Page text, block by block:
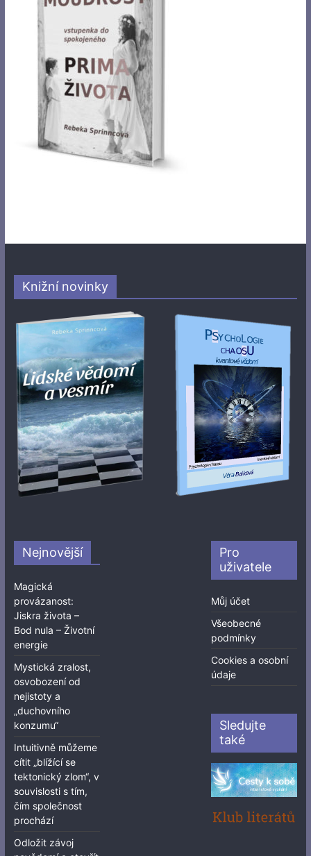
Knižní novinky
Nejnovější
Magická
provázanost:
Jiskra života –
Bod nula – Životní
energie
Mystická zralost,
osvobození od
nejistoty a
„duchovního
konzumu“
Intuitivně můžeme
cítit „blížící se
tektonický zlom“, v
souvislosti s tím,
čím společnost
prochází
Odložit závoj
Pro
uživatele
Můj účet
Všeobecné
podmínky
Cookies a osobní
údaje
Sledujte
také